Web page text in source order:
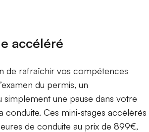
accéléré
de rafraîchir vos compétences
du permis, un
simplement une pause dans votre
conduite. Ces mini-stages accélérés
de conduite au prix de 899€,